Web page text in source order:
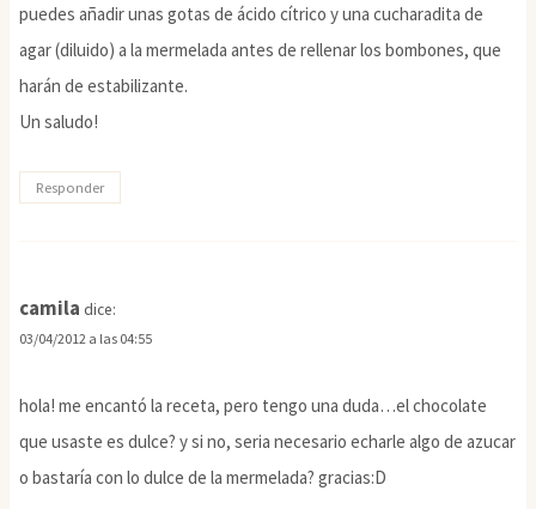
puedes añadir unas gotas de ácido cítrico y una cucharadita de
agar (diluido) a la mermelada antes de rellenar los bombones, que
harán de estabilizante.
Un saludo!
Responder
camila dice:
03/04/2012 a las 04:55
hola! me encantó la receta, pero tengo una duda…el chocolate
que usaste es dulce? y si no, seria necesario echarle algo de azucar
o bastaría con lo dulce de la mermelada? gracias:D